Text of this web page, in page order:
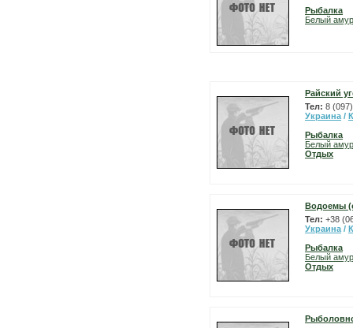
Рыбалка
Белый амур
Райский
Тел: 8
Украина /
Рыбалка
Белый амур
Отдых
Водоемы
Тел: +38
Украина /
Рыбалка
Белый амур
Отдых